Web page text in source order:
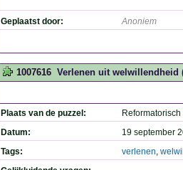
Geplaatst door: Anoniem
1007616 Verlenen uit welwillendheid
Plaats van de puzzel:
Datum:
19 september
Tags:
verlenen,